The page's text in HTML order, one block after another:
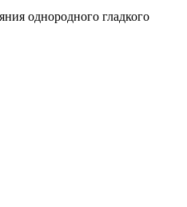
однородного гладкого